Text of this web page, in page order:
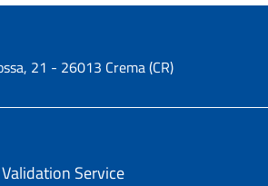
21 - 26013 Crema (CR)
Service